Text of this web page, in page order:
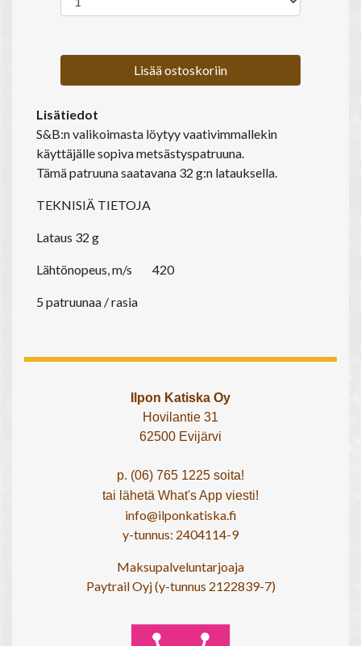
Lisää ostoskoriin
Lisätiedot
S&B:n valikoimasta löytyy vaativimmallekin
käyttäjälle sopiva metsästyspatruuna.
Tämä patruuna saatavana 32 g:n latauksella.
TEKNISIÄ TIETOJA
Lataus 32 g
Lähtönopeus, m/s 420
5 patruunaa / rasia
Ilpon Katiska Oy
Hovilantie 31
62500 Evijärvi
p. (06) 765 1225 soita!
tai lähetä What's App viesti!
info@ilponkatiska.fi
y-tunnus: 2404114-9
Maksupalveluntarjoaja
Paytrail Oyj (y-tunnus 2122839-7)